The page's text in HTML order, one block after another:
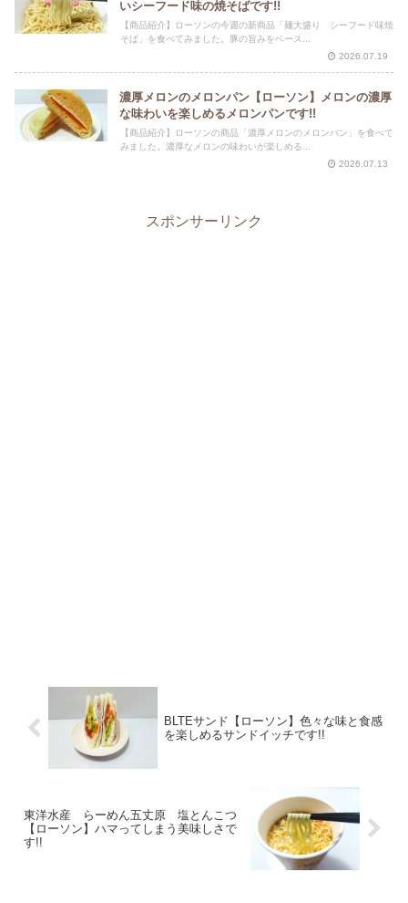
いシーフード味の焼そばです!!
【商品紹介】ローソンの今週の新商品「麺大盛り シーフード味焼
そば」を食べてみました。豚の旨みをベース...
2026.07.19
濃厚メロンのメロンパン【ローソン】メロンの濃厚
な味わいを楽しめるメロンパンです!!
【商品紹介】ローソンの商品「濃厚メロンのメロンパン」を食べて
みました。濃厚なメロンの味わいが楽しめる...
2026.07.13
スポンサーリンク
BLTEサンド【ローソン】色々な味と食感
を楽しめるサンドイッチです!!
東洋水産 らーめん五丈原 塩とんこつ
【ローソン】ハマってしまう美味しさで
す!!